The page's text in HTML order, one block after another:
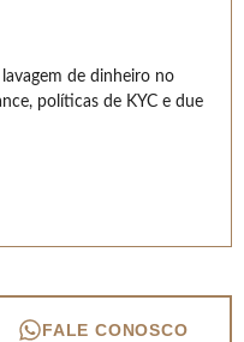
de dinheiro no
políticas de KYC e due
FALE CONOSCO